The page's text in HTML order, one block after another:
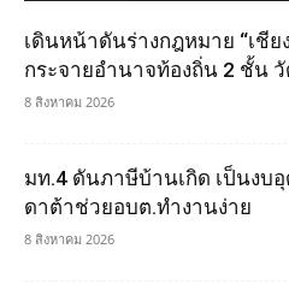
เดินหน้าดันร่างกฎหมาย “เชีย
กระจายอำนาจท้องถิ่น 2 ชั้น
8 สิงหาคม 2026
มท.4 ดันภาษีบ้านเกิด เป็นงบ
ดาต้าช่วยอบต.ทำงานง่าย
8 สิงหาคม 2026